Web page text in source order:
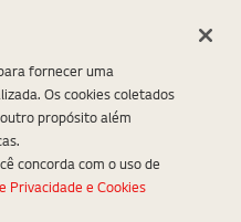
fornecer uma
Os cookies coletados
propósito além
concorda com o uso de
Privacidade e Cookies